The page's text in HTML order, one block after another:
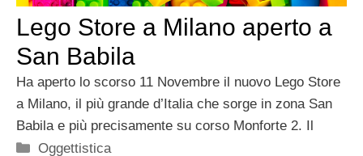
Lego Store a Milano aperto a
San Babila
Ha aperto lo scorso 11 Novembre il nuovo Lego Store
a Milano, il più grande d’Italia che sorge in zona San
Babila e più precisamente su corso Monforte 2. Il
Categorie
Oggettistica